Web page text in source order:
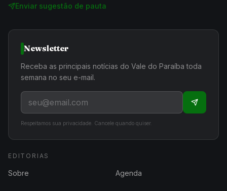
Enviar sugestão de pauta
Newsletter
Receba as principais notícias do Vale do Paraíba toda
semana no seu e-mail.
Respeitamos sua privacidade. Cancele quando quiser.
EDITORIAS
Sobre Agenda